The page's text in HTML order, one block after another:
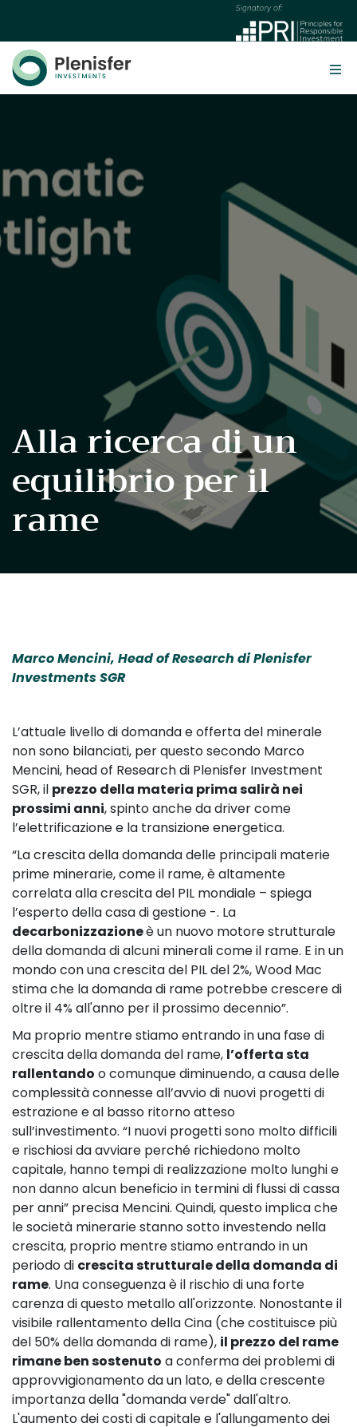
Alla ricerca di un
equilibrio per il
rame
Marco Mencini, Head of Research di Plenisfer
Investments SGR
L’attuale livello di domanda e offerta del minerale
non sono bilanciati, per questo secondo Marco
Mencini, head of Research di Plenisfer Investment
SGR, il prezzo della materia prima salirà nei
prossimi anni, spinto anche da driver come
l’elettrificazione e la transizione energetica.
“La crescita della domanda delle principali materie
prime minerarie, come il rame, è altamente
correlata alla crescita del PIL mondiale – spiega
l’esperto della casa di gestione -. La
decarbonizzazioneè un nuovo motore strutturale
della domanda di alcuni minerali come il rame. E in un
mondo con una crescita del PIL del 2%, Wood Mac
stima che la domanda di rame potrebbe crescere di
oltre il 4% all'anno per il prossimo decennio”.
Ma proprio mentre stiamo entrando in una fase di
crescita della domanda del rame, l’offerta sta
rallentando o comunque diminuendo, a causa delle
complessità connesse all’avvio di nuovi progetti di
estrazione e al basso ritorno atteso
sull’investimento. “I nuovi progetti sono molto difficili
e rischiosi da avviare perché richiedono molto
capitale, hanno tempi di realizzazione molto lunghi e
non danno alcun beneficio in termini di flussi di cassa
per anni” precisa Mencini. Quindi, questo implica che
le società minerarie stanno sotto investendo nella
crescita, proprio mentre stiamo entrando in un
periodo di crescita strutturale della domanda di
rame. Una conseguenza è il rischio di una forte
carenza di questo metallo all'orizzonte. Nonostante il
visibile rallentamento della Cina (che costituisce più
del 50% della domanda di rame), il prezzo del rame
rimane ben sostenuto a conferma dei problemi di
approvvigionamento da un lato, e della crescente
importanza della "domanda verde" dall'altro.
L'aumento dei costi di capitale e l'allungamento dei